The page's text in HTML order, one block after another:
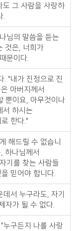
도 그 사람을 사랑하
.
님의 말씀을 듣는
것은, 너희가
문이다.
. "내가 진정으로 진
아버지께서
뿐이요, 아무것이나
서 하시는
한다."
해드릴 수 없습니
하나님께서
기를 찾는 사람들
믿어야 합니다.
서 누구라도, 자기
자가 될 수 없다.
누구든지 나를 사랑